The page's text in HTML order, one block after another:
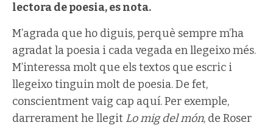
lectora de poesia, es nota.
M’agrada que ho diguis, perquè sempre m’ha
agradat la poesia i cada vegada en llegeixo més.
M’interessa molt que els textos que escric i
llegeixo tinguin molt de poesia. De fet,
conscientment vaig cap aquí. Per exemple,
darrerament he llegit Lo mig del món, de Roser